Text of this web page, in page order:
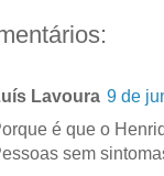
Lavoura 9 de
é que o
sem